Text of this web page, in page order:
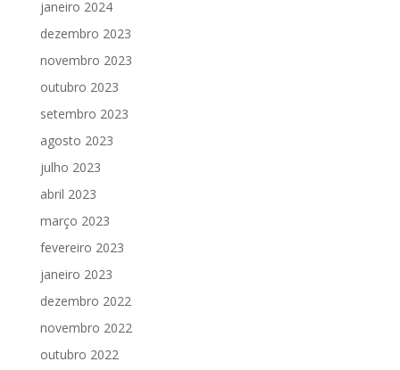
janeiro 2024
dezembro 2023
novembro 2023
outubro 2023
setembro 2023
agosto 2023
julho 2023
abril 2023
março 2023
fevereiro 2023
janeiro 2023
dezembro 2022
novembro 2022
outubro 2022